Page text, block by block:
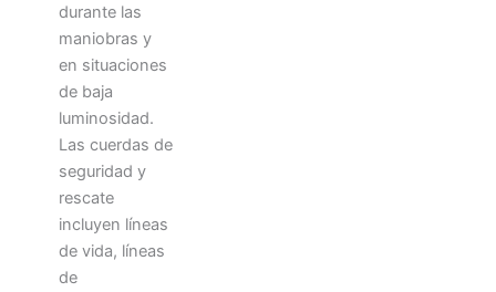
durante las
maniobras y
en situaciones
de baja
luminosidad.
Las cuerdas de
seguridad y
rescate
incluyen líneas
de vida, líneas
de